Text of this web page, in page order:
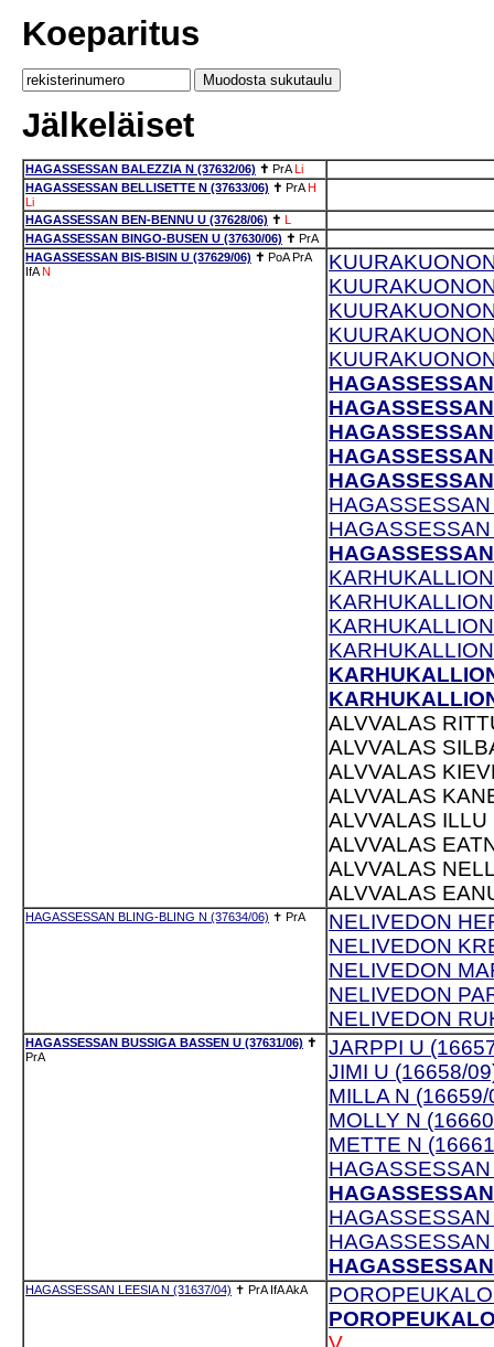
Koeparitus
Jälkeläiset
HAGASSESSAN BALEZZIA N (37632/06) ✝ PrA
Li
HAGASSESSAN BELLISETTE N (37633/06) ✝ PrA H
Li
HAGASSESSAN BEN-BENNU U (37628/06) ✝
HAGASSESSAN BINGO-BUSEN U (37630/06) ✝ PrA
HAGASSESSAN BIS-BISIN U (37629/06) ✝ PoA PrA
IfA N
ALVVALAS
ALVVALAS
ALVVALAS
ALVVALAS
ALVVALAS
ALVVALAS
ALVVALAS
ALVVALAS
HAGASSESSAN BLING-BLING N (37634/06) ✝ PrA
NELIVEDON
NELIVEDON
NELIVEDON
NELIVEDON
NELIVEDON
HAGASSESSAN BUSSIGA BASSEN U (37631/06) ✝
PrA
JARPPI U
JIMI U (16658/
MILLA N (16659/
MOLLY N
METTE N
HAGASSESSAN LEESIA N (31637/04) ✝ PrA IfAAkA